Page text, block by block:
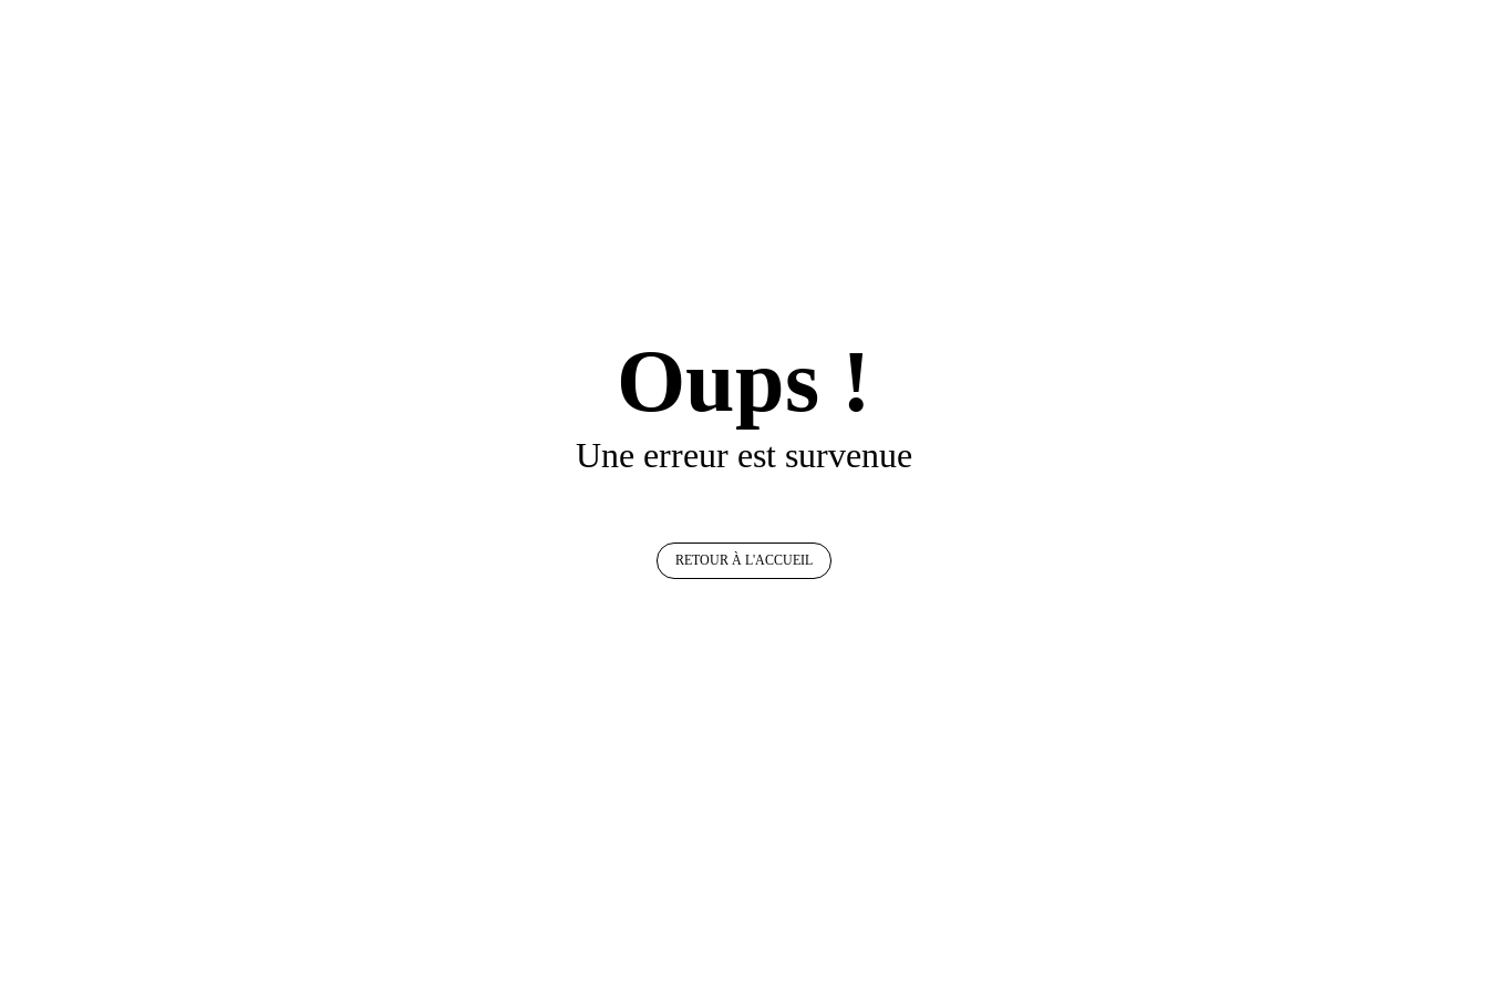
Oups !
Une erreur est survenue
RETOUR À L'ACCUEIL